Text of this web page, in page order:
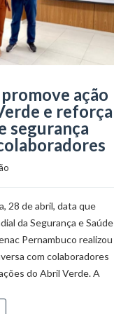
promove ação
e reforça
segurança
28 de abril, data que
da Segurança e Saúde
Pernambuco realizou
com colaboradores
do Abril Verde. A